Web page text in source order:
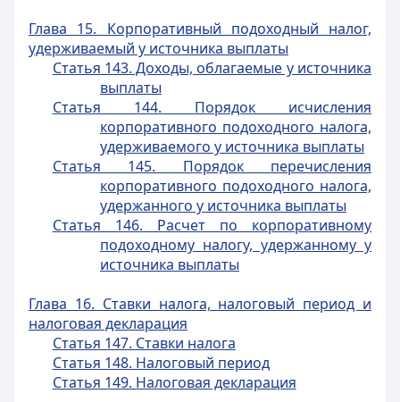
Глава 15. Корпоративный подоходный налог,
удерживаемый у источника выплаты
Статья 143. Доходы, облагаемые у источника
выплаты
Статья 144. Порядок исчисления
корпоративного подоходного налога,
удерживаемого у источника выплаты
Статья 145. Порядок перечисления
корпоративного подоходного налога,
удержанного у источника выплаты
Статья 146. Расчет по корпоративному
подоходному налогу, удержанному у
источника выплаты
Глава 16. Ставки налога, налоговый период и
налоговая декларация
Статья 147. Ставки налога
Статья 148. Налоговый период
Статья 149. Налоговая декларация